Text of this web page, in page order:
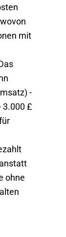
mit
-
3.000 £
ohne